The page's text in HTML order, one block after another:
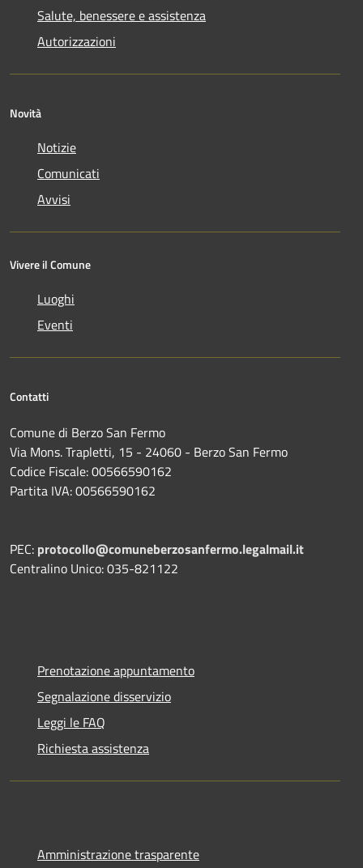
Salute, benessere e assistenza
Autorizzazioni
Novità
Notizie
Comunicati
Avvisi
Vivere il Comune
Luoghi
Eventi
Contatti
Comune di Berzo San Fermo
Via Mons. Trapletti, 15 - 24060 - Berzo San Fermo
Codice Fiscale: 00566590162
Partita IVA: 00566590162
PEC: protocollo@comuneberzosanfermo.legalmail.it
Centralino Unico: 035-821122
Prenotazione appuntamento
Segnalazione disservizio
Leggi le FAQ
Richiesta assistenza
Amministrazione trasparente